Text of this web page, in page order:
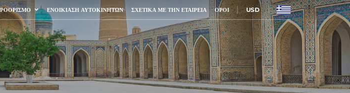
ΕΝΟΙΚΊΑΣΗ ΑΥΤΟΚΙΝΉΤΩΝ ΣΧΕΤΙΚΆ ΜΕ ΤΗΝ ΕΤΑΙΡΕΊΑ ΌΡΟΙ USD